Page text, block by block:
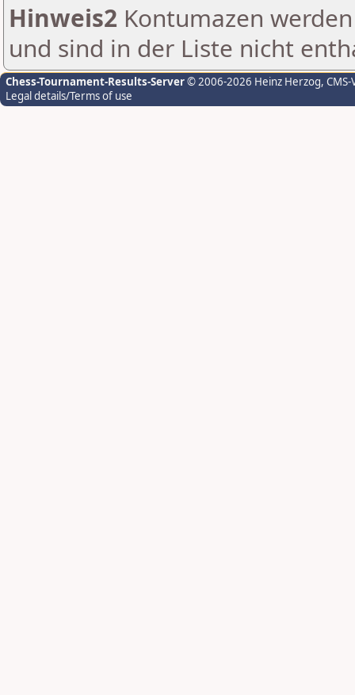
Hinweis2 Kontumazen
und sind in der Liste nicht
Chess-Tournament-Results-Server© 2006-2026 Heinz Herzog,
Legal details/Terms of use